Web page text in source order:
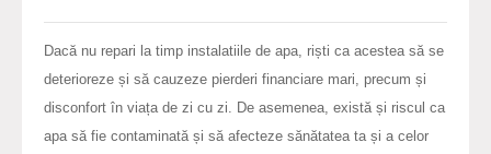
Dacă nu repari la timp instalatiile de apa, riști ca acestea să se
deterioreze și să cauzeze pierderi financiare mari, precum și
disconfort în viața de zi cu zi. De asemenea, există și riscul ca
apa să fie contaminată și să afecteze sănătatea ta și a celor